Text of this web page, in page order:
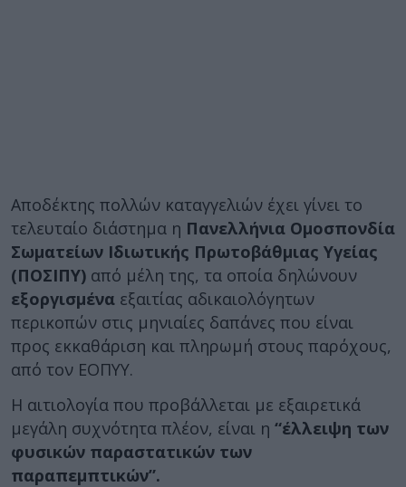
Αποδέκτης πολλών καταγγελιών έχει γίνει το
τελευταίο διάστημα η Πανελλήνια Ομοσπονδία
Σωματείων Ιδιωτικής Πρωτοβάθμιας Υγείας
(ΠΟΣΙΠΥ) από μέλη της, τα οποία δηλώνουν
εξοργισμένα εξαιτίας αδικαιολόγητων
περικοπών στις μηνιαίες δαπάνες που είναι
προς εκκαθάριση και πληρωμή στους παρόχους,
από τον ΕΟΠΥΥ.
Η αιτιολογία που προβάλλεται με εξαιρετικά
μεγάλη συχνότητα πλέον, είναι η “έλλειψη των
φυσικών παραστατικών των
παραπεμπτικών”.